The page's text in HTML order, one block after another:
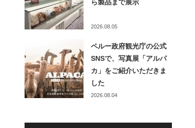
ら製品まで展示
2026.08.05
ペルー政府観光庁の公式
SNSで、写真展「アルパ
カ」をご紹介いただきま
した
2026.08.04